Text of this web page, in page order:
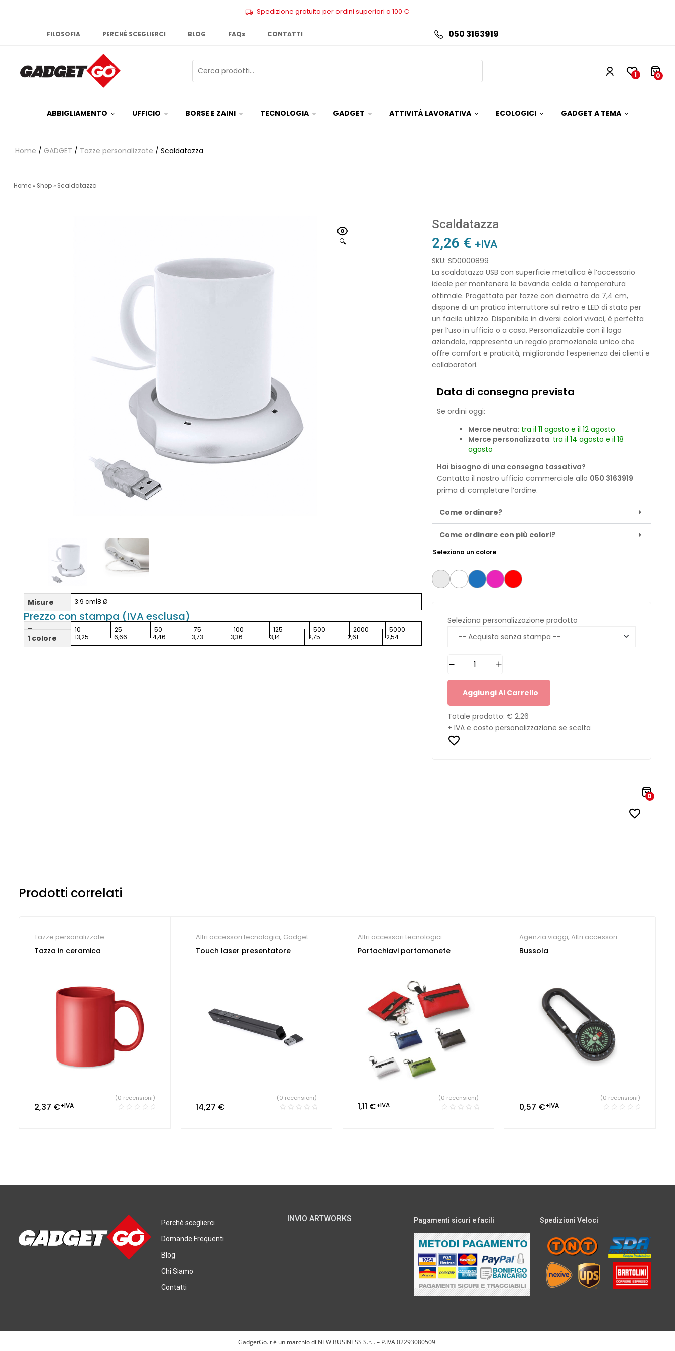
Spedizione gratuita per ordini superiori a 100 €
FILOSOFIA PERCHÈ SCEGLIERCI BLOG FAQs CONTATTI 050 3163919
1 0
ABBIGLIAMENTO UFFICIO BORSE E ZAINI TECNOLOGIA GADGET ATTIVITÀ LAVORATIVA ECOLOGICI GADGET A TEMA
Home / GADGET / Tazze personalizzate / Scaldatazza
Home » Shop » Scaldatazza
🔍
Misure 3.9 cm|8 Ø
Prezzo con stampa (IVA esclusa)
Da 10 25 50 75 100 125 500 2000 5000
1 colore 13,25 6,66 4,46 3,73 3,36 3,14 2,75 2,61 2,54
Scaldatazza
2,26 € +IVA
SKU: SD0000899
La scaldatazza USB con superficie metallica è l’accessorio
ideale per mantenere le bevande calde a temperatura
ottimale. Progettata per tazze con diametro da 7,4 cm,
dispone di un pratico interruttore sul retro e LED di stato per
un facile utilizzo. Disponibile in diversi colori vivaci, è perfetta
per l’uso in ufficio o a casa. Personalizzabile con il logo
aziendale, rappresenta un regalo promozionale unico che
offre comfort e praticità, migliorando l’esperienza dei clienti e
collaboratori.
Data di consegna prevista
Se ordini oggi:
Merce neutra: tra il 11 agosto e il 12 agosto
Merce personalizzata: tra il 14 agosto e il 18
agosto
Hai bisogno di una consegna tassativa?
Contatta il nostro ufficio commerciale allo 050 3163919
prima di completare l’ordine.
Come ordinare?
Come ordinare con più colori?
Seleziona un colore
Seleziona personalizzazione prodotto
Aggiungi Al Carrello
Totale prodotto: € 2,26
+ IVA e costo personalizzazione se scelta
0
Prodotti correlati
Tazze personalizzate
Tazza in ceramica
2,37 €+IVA
(0 recensioni)
Altri accessori tecnologici, Gadget
per congressi
Touch laser presentatore
14,27 €
(0 recensioni)
Altri accessori tecnologici
Portachiavi portamonete
1,11 €+IVA
(0 recensioni)
Agenzia viaggi, Altri accessori
tecnologici
Bussola
0,57 €+IVA
(0 recensioni)
Perchè sceglierci
Domande Frequenti
Blog
Chi Siamo
Contatti
INVIO ARTWORKS Pagamenti sicuri e facili Spedizioni Veloci
GadgetGo.it è un marchio di NEW BUSINESS S.r.l. – P.IVA 02293080509